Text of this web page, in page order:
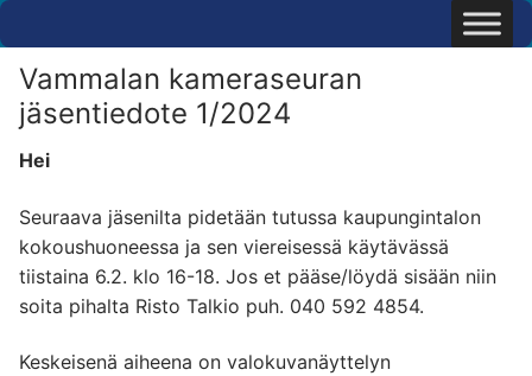
Hyppää
sisältöön
Vammalan kameraseuran
jäsentiedote 1/2024
Hei
Seuraava jäsenilta pidetään tutussa kaupungintalon
kokoushuoneessa ja sen viereisessä käytävässä
tiistaina 6.2. klo 16-18. Jos et pääse/löydä sisään niin
soita pihalta Risto Talkio puh. 040 592 4854.
Keskeisenä aiheena on valokuvanäyttelyn